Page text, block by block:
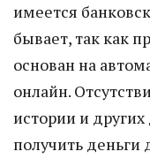
имеется
бывает, так как
основан на
онлайн.
истории и
получить